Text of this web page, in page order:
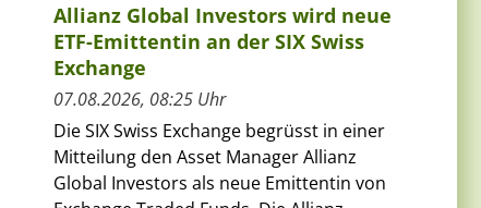
Allianz Global Investors wird neue
ETF-Emittentin an der SIX Swiss
Exchange
07.08.2026, 08:25 Uhr
Die SIX Swiss Exchange begrüsst in einer
Mitteilung den Asset Manager Allianz
Global Investors als neue Emittentin von